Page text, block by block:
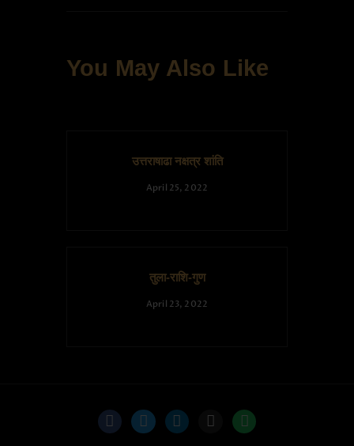
You May Also Like
उत्तराषाढा नक्षत्र शांति
April 25, 2022
तुला-राशि-गुण
April 23, 2022